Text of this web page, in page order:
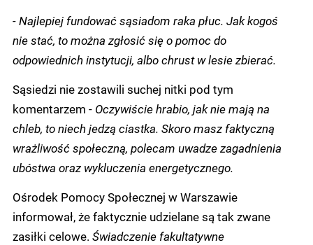
- Najlepiej fundować sąsiadom raka płuc. Jak kogoś
nie stać, to można zgłosić się o pomoc do
odpowiednich instytucji, albo chrust w lesie zbierać.
Sąsiedzi nie zostawili suchej nitki pod tym
komentarzem - Oczywiście hrabio, jak nie mają na
chleb, to niech jedzą ciastka. Skoro masz faktyczną
wrażliwość społeczną, polecam uwadze zagadnienia
ubóstwa oraz wykluczenia energetycznego.
Ośrodek Pomocy Społecznej w Warszawie
informował, że faktycznie udzielane są tak zwane
zasiłki celowe. Świadczenie fakultatywne